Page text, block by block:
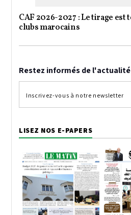
CAF 2026-2027 : Le tirage est
clubs marocains
Restez informés de
LISEZ NOS E-PAPERS